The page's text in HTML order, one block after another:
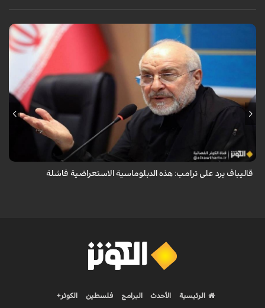
أكد رئيس مجلس الشورى الإسلامي الإيراني أن التصريحات الاستعراضية
والتهديدات المتكررة لم تعد تُجدي نفعاً، واصفاً إياها بالدبلوماسية الفاشلة.
قاليباف يرد على ترامب: هذه الدبلوماسية الاستعراضية فاشلة
الرئيسية الأحدث البرامج فلسطين الكوثر+